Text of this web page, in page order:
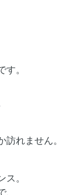
。
れません。
。